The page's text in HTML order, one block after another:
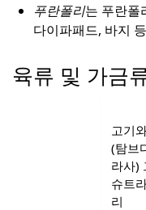
푸란폴리는 푸란폴
다이파패드, 바지
육류 및 가금
고기
(탐브
라사)
슈트
리